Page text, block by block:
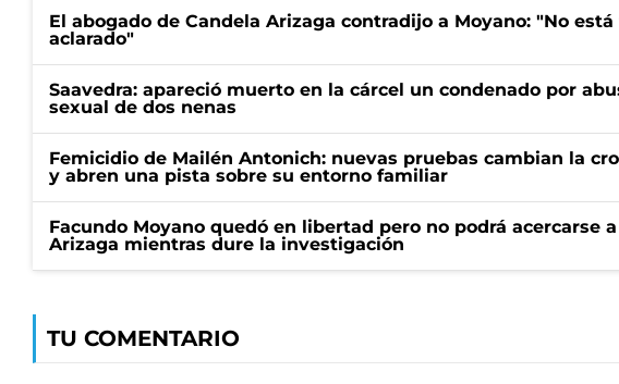
El abogado de Candela Arizaga contradijo a Moyano: "No
aclarado"
Saavedra: apareció muerto en la cárcel un condenado por
sexual de dos nenas
Femicidio de Mailén Antonich: nuevas pruebas cambian la
y abren una pista sobre su entorno familiar
Facundo Moyano quedó en libertad pero no podrá acercarse
Arizaga mientras dure la investigación
TU COMENTARIO